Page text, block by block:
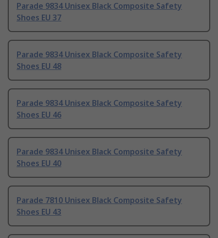
Parade 9834 Unisex Black Composite Safety
Shoes EU 37
Parade 9834 Unisex Black Composite Safety
Shoes EU 48
Parade 9834 Unisex Black Composite Safety
Shoes EU 46
Parade 9834 Unisex Black Composite Safety
Shoes EU 40
Parade 7810 Unisex Black Composite Safety
Shoes EU 43